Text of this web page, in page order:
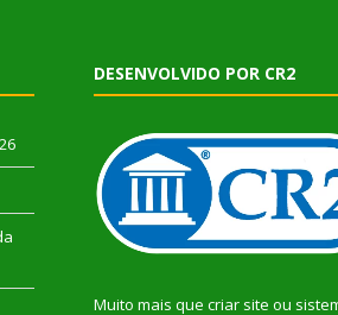
DESENVOLVIDO POR CR2
Muito mais que criar site ou